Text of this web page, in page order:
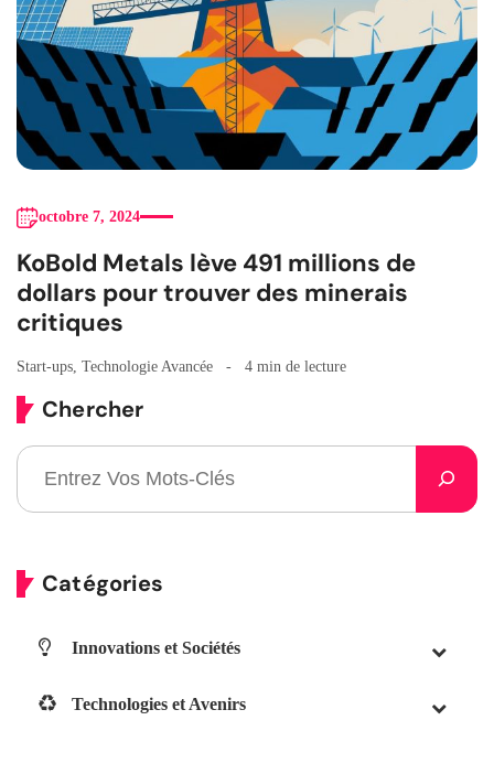
octobre 7, 2024
KoBold Metals lève 491 millions de
dollars pour trouver des minerais
critiques
Start-ups Technologie Avancée 4 min de lecture
Chercher
Catégories
Innovations et Sociétés
Technologies et Avenirs